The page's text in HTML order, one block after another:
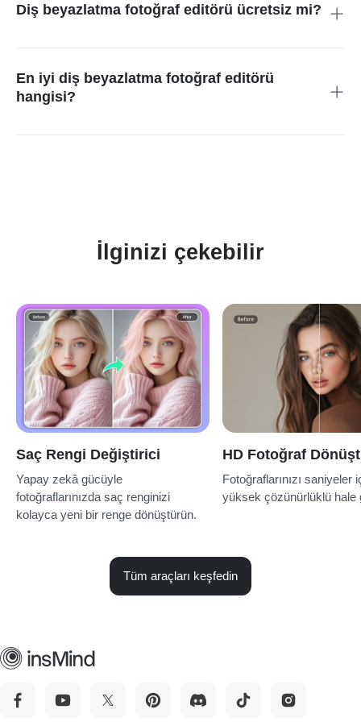
efektini uygular.
Diş beyazlatma fotoğraf editörü ücretsiz mi?
beyazlatma yapabilirsiniz.
En iyi diş beyazlatma fotoğraf editörü
hangisi?
İlginizi çekebilir
Saç Rengi Değiştirici
Yapay zekâ gücüyle
fotoğraflarınızda saç renginizi
kolayca yeni bir renge dönüştürün.
HD Fotoğraf
Fotoğraflarınızı saniyeler
yüksek çözünürlüklü hale
Tüm araçları keşfedin